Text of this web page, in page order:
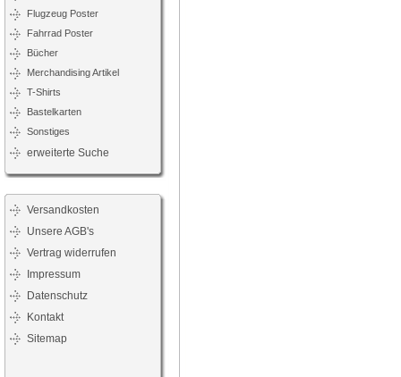
Flugzeug Poster
Fahrrad Poster
Bücher
Merchandising Artikel
T-Shirts
Bastelkarten
Sonstiges
erweiterte Suche
Versandkosten
Unsere AGB's
Vertrag widerrufen
Impressum
Datenschutz
Kontakt
Sitemap